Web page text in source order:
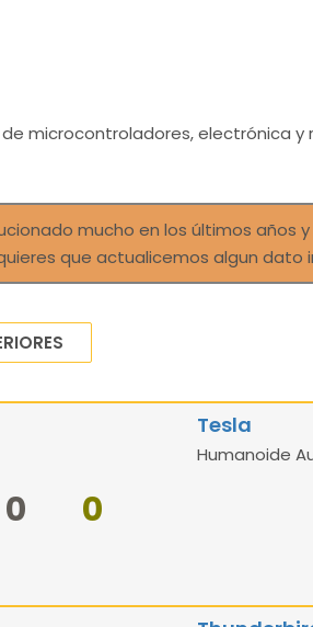
de microcontroladores,
mucho en los últimos
que actualicemos algun dato
0 0
Tesla
Humanoide